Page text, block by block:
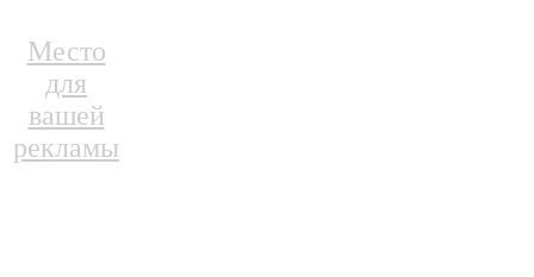
Место
для
вашей
рекламы